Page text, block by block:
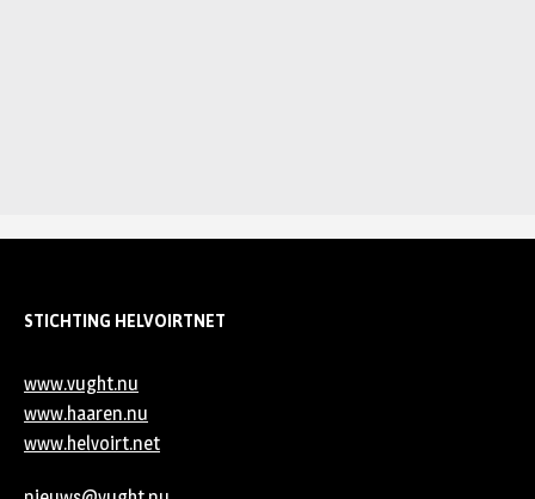
STICHTING HELVOIRTNET
www.vught.nu
www.haaren.nu
www.helvoirt.net